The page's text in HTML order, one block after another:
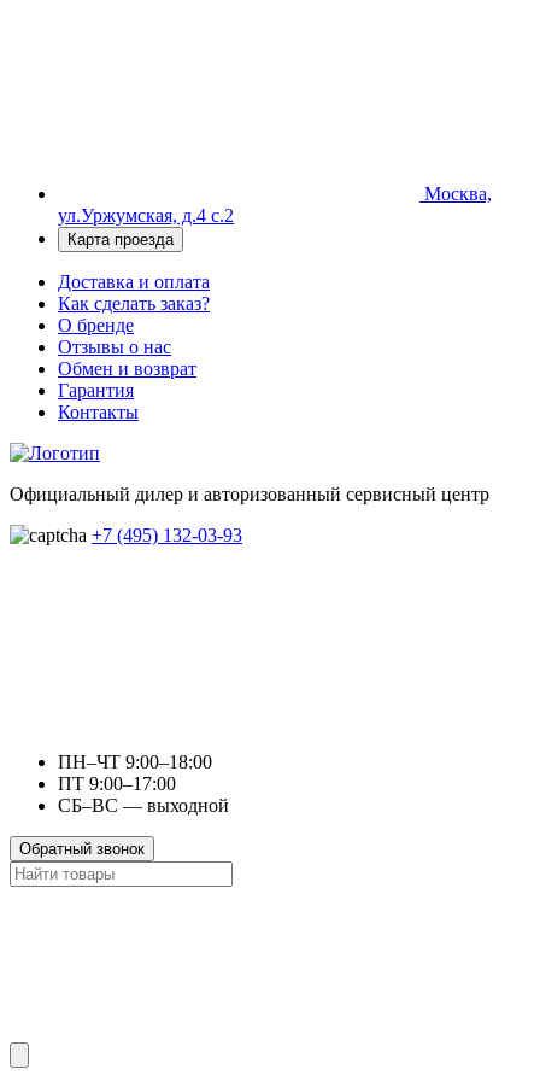
Москва,
ул.Уржумская, д.4 с.2
Карта проезда
Доставка и оплата
Как сделать заказ?
О бренде
Отзывы о нас
Обмен и возврат
Гарантия
Контакты
Официальный дилер и авторизованный сервисный центр
+7 (495) 132-03-93
ПН–ЧТ 9:00–18:00
ПТ 9:00–17:00
СБ–ВС — выходной
Обратный звонок